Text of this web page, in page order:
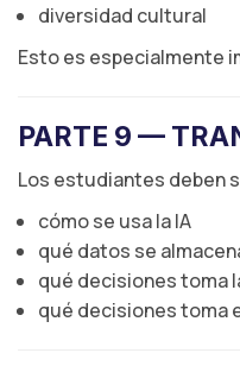
diversidad cultural
Esto es especialmente
PARTE 9 —
Los estudiantes deben
cómo se usa la IA
qué datos se
qué decisiones toma
qué decisiones toma